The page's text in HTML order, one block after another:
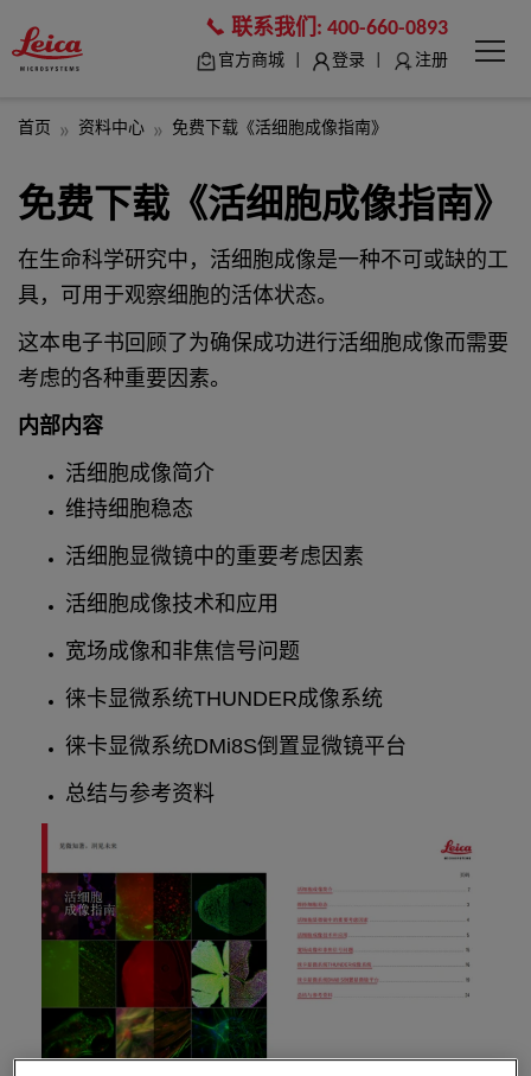
联系我们: 400-660-0893
官方商城 登录 注册
首页 资料中心 免费下载《活细胞成像指南》
免费下载《活细胞成像指南》
在生命科学研究中，活细胞成像是一种不可或缺的工
具，可用于观察细胞的活体状态。
这本电子书回顾了为确保成功进行活细胞成像而需要
考虑的各种重要因素。
内部内容
活细胞成像简介
维持细胞稳态
活细胞显微镜中的重要考虑因素
活细胞成像技术和应用
宽场成像和非焦信号问题
徕卡显微系统THUNDER成像系统
徕卡显微系统DMi8S倒置显微镜平台
总结与参考资料